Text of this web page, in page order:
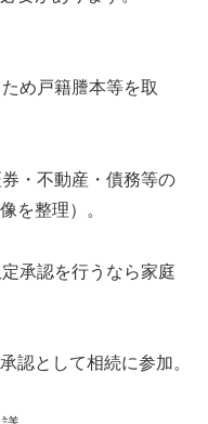
め戸籍謄本等を取
・不動産・債務等の
を整理）。
承認を行うなら家庭
認として相続に参加。